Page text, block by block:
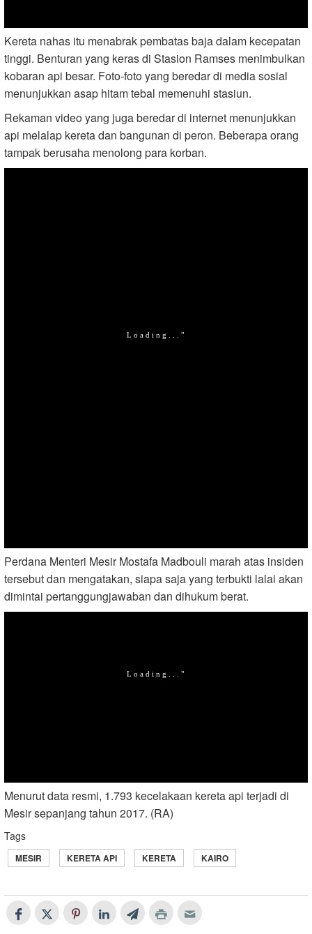
Kereta nahas itu menabrak pembatas baja dalam kecepatan
tinggi. Benturan yang keras di Stasion Ramses menimbulkan
kobaran api besar. Foto-foto yang beredar di media sosial
menunjukkan asap hitam tebal memenuhi stasiun.
Rekaman video yang juga beredar di internet menunjukkan
api melalap kereta dan bangunan di peron. Beberapa orang
tampak berusaha menolong para korban.
Perdana Menteri Mesir Mostafa Madbouli marah atas insiden
tersebut dan mengatakan, siapa saja yang terbukti lalai akan
dimintai pertanggungjawaban dan dihukum berat.
Menurut data resmi, 1.793 kecelakaan kereta api terjadi di
Mesir sepanjang tahun 2017. (RA)
Tags
MESIR KERETA API KERETA KAIRO